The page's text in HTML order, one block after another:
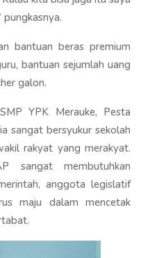
bantuan beras premium
bantuan sejumlah uang
galon.
YPK Merauke, Pesta
sangat bersyukur sekolah
rakyat yang merakyat.
sangat membutuhkan
anggota legislatif
maju dalam mencetak